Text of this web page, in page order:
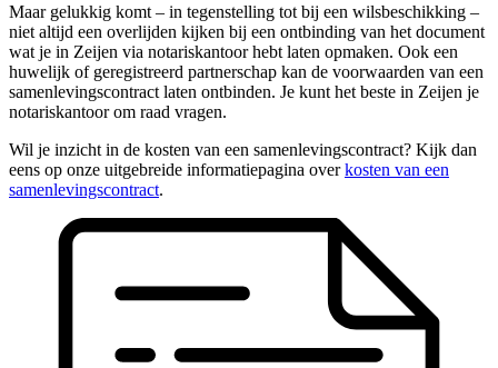
Maar gelukkig komt – in tegenstelling tot bij een wilsbeschikking –
niet altijd een overlijden kijken bij een ontbinding van het document
wat je in Zeijen via notariskantoor hebt laten opmaken. Ook een
huwelijk of geregistreerd partnerschap kan de voorwaarden van een
samenlevingscontract laten ontbinden. Je kunt het beste in Zeijen je
notariskantoor om raad vragen.
Wil je inzicht in de kosten van een samenlevingscontract? Kijk dan
eens op onze uitgebreide informatiepagina overkosten van een
samenlevingscontract.